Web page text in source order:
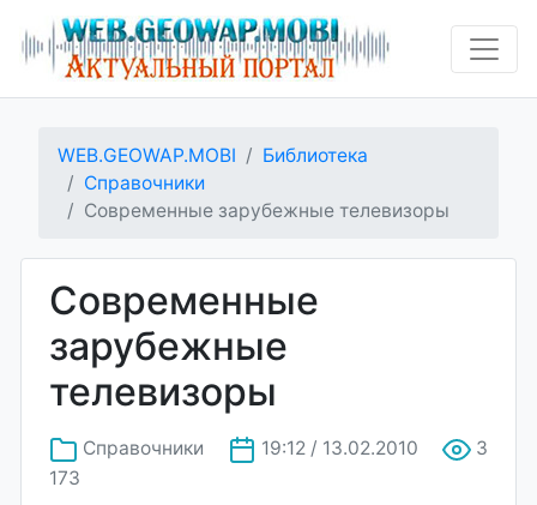
WEB.GEOWAP.MOBI
Библиотека
Справочники
Современные зарубежные телевизоры
Современные
зарубежные
телевизоры
Справочники 19:12 / 13.02.2010
3
173